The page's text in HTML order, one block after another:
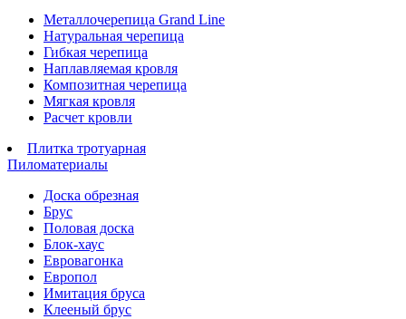
Металлочерепица Grand Line
Натуральная черепица
Гибкая черепица
Наплавляемая кровля
Композитная черепица
Мягкая кровля
Расчет кровли
Плитка тротуарная
Пиломатериалы
Доска обрезная
Брус
Половая доска
Блок-хаус
Евровагонка
Европол
Имитация бруса
Клееный брус